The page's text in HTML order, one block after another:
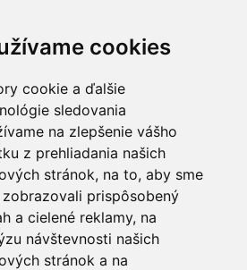
cookies
cookie a ďalšie
sledovania
na zlepšenie vášho
z prehliadania našich
stránok, na to, aby sme
prispôsobený
a cielené reklamy, na
návštevnosti našich
stránok a na
Nízke Tatry so sídlom v
974 01 Banská Bystrica
osobu:
,zodpovedna.osoba@napant.sk
údajov Slovenskej republiky
II Galvaniho 7/B 821 04
dokumenty/ochrana-osobnych-